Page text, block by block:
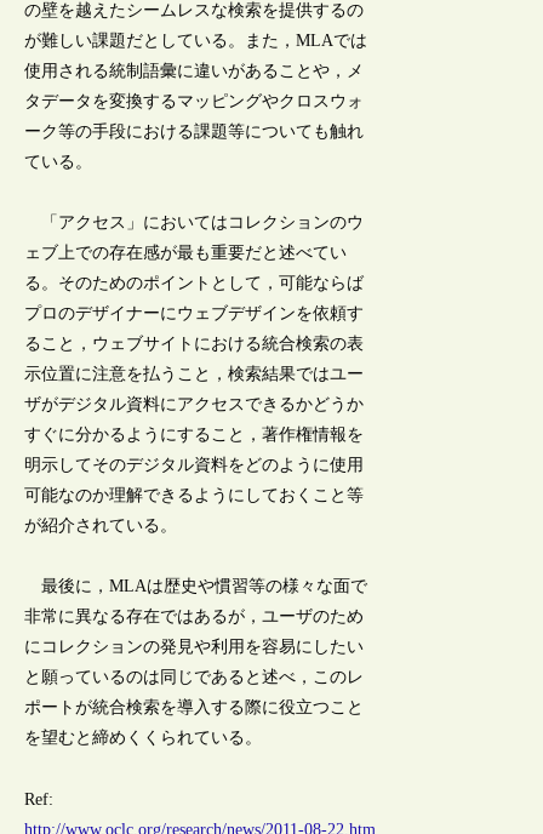
の壁を越えたシームレスな検索を提供するの
が難しい課題だとしている。また，MLAでは
使用される統制語彙に違いがあることや，メ
タデータを変換するマッピングやクロスウォ
ーク等の手段における課題等についても触れ
ている。
「アクセス」においてはコレクションのウ
ェブ上での存在感が最も重要だと述べてい
る。そのためのポイントとして，可能ならば
プロのデザイナーにウェブデザインを依頼す
ること，ウェブサイトにおける統合検索の表
示位置に注意を払うこと，検索結果ではユー
ザがデジタル資料にアクセスできるかどうか
すぐに分かるようにすること，著作権情報を
明示してそのデジタル資料をどのように使用
可能なのか理解できるようにしておくこと等
が紹介されている。
最後に，MLAは歴史や慣習等の様々な面で
非常に異なる存在ではあるが，ユーザのため
にコレクションの発見や利用を容易にしたい
と願っているのは同じであると述べ，このレ
ポートが統合検索を導入する際に役立つこと
を望むと締めくくられている。
Ref:
http://www.oclc.org/research/news/2011-08-22.htm